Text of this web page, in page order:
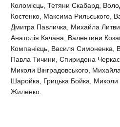
Коломієць, Тетяни Скабард,
Костенко, Максима Рильського,
Дмитра Павличка, Михайла
Анатолія Качана, Валентини
Компанієць, Василя Симоненка,
Павла Тичини, Спиридона
Миколи Вінградовського,
Шаройка, Грицька Бойка, Миколи
Жиленко.